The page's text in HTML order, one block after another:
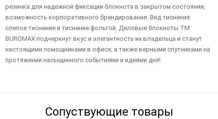
резинка для надежной фиксации блокнота в закрытом состоянии,
возможность корпоративного брендирования. Вид тиснения:
слепое тиснение и тиснение фольгой. Деловые блокноты ТМ
BUROMAX подчеркнут вкус и элегантность их владельца и станут
настоящими помощниками в офисе, а также верными спутниками на
протяжении насыщенного событиями и идеями дня!
Сопуствующие товары